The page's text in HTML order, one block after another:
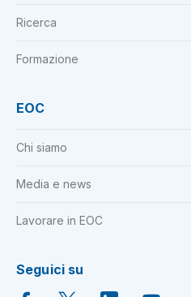
Ricerca
Formazione
EOC
Chi siamo
Media e news
Lavorare in EOC
Seguici su